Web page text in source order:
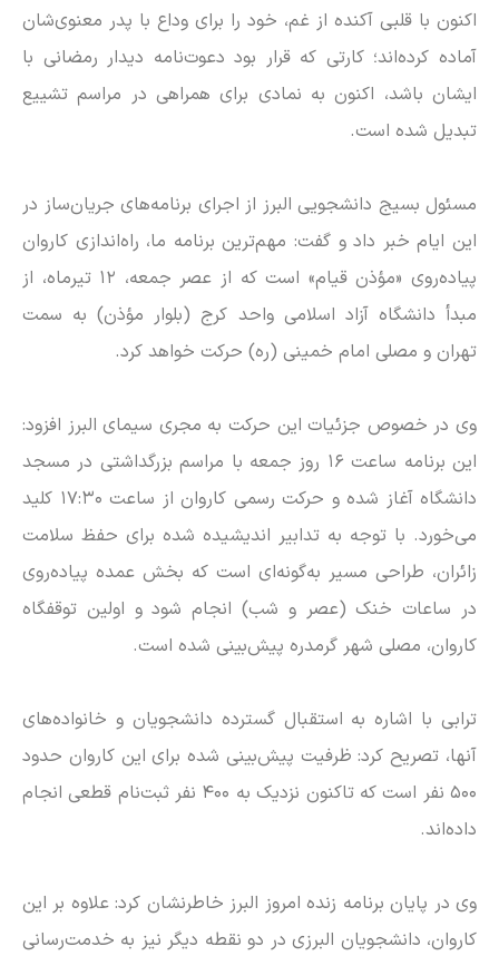
اکنون با قلبی آکنده از غم، خود را برای وداع با پدر معنوی‌شان
آماده کرده‌اند؛ کارتی که قرار بود دعوت‌نامه دیدار رمضانی با
ایشان باشد، اکنون به نمادی برای همراهی در مراسم تشییع
تبدیل شده است.
مسئول بسیج دانشجویی البرز از اجرای برنامه‌های جریان‌ساز در
این ایام خبر داد و گفت: مهم‌ترین برنامه ما، راه‌اندازی کاروان
پیاده‌روی «مؤذن قیام» است که از عصر جمعه، ۱۲ تیرماه، از
مبدأ دانشگاه آزاد اسلامی واحد کرج (بلوار مؤذن) به سمت
تهران و مصلی امام خمینی (ره) حرکت خواهد کرد.
وی در خصوص جزئیات این حرکت به مجری سیمای البرز افزود:
این برنامه ساعت ۱۶ روز جمعه با مراسم بزرگداشتی در مسجد
دانشگاه آغاز شده و حرکت رسمی کاروان از ساعت ۱۷:۳۰ کلید
می‌خورد. با توجه به تدابیر اندیشیده شده برای حفظ سلامت
زائران، طراحی مسیر به‌گونه‌ای است که بخش عمده پیاده‌روی
در ساعات خنک (عصر و شب) انجام شود و اولین توقفگاه
کاروان، مصلی شهر گرمدره پیش‌بینی شده است.
ترابی با اشاره به استقبال گسترده دانشجویان و خانواده‌های
آنها، تصریح کرد: ظرفیت پیش‌بینی شده برای این کاروان حدود
۵۰۰ نفر است که تاکنون نزدیک به ۴۰۰ نفر ثبت‌نام قطعی انجام
داده‌اند.
وی در پایان برنامه زنده امروز البرز خاطرنشان کرد: علاوه بر این
کاروان، دانشجویان البرزی در دو نقطه دیگر نیز به خدمت‌رسانی